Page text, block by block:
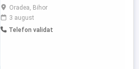
responsabilități specifice în implantarea
de perii și mături. Candidatul ideal trebuie
să aibă abilități bune manuale, atenție la
detalii și capacitatea de a lucra într-un ritm
Oradea, Bihor
3 august
Telefon validat